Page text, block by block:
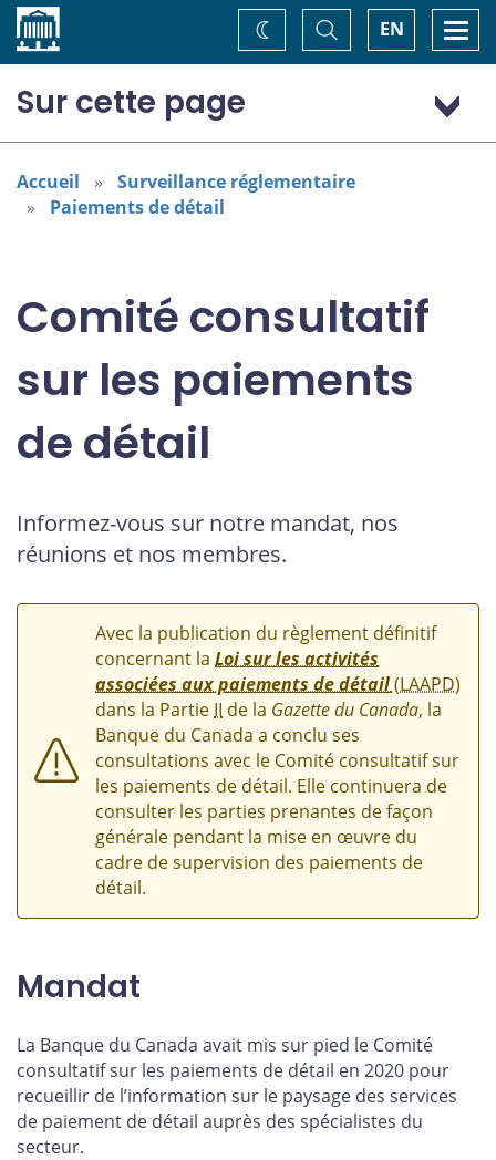
Accueil EN
Basculer
la
recherche
Changez
de
Sur cette page
Mandat
Réunions et documents de discussion
Consultation
Accueil
Surveillance réglementaire
Paiements de détail
Comité consultatif
sur les paiements
de détail
Informez-vous sur notre mandat, nos
réunions et nos membres.
Avec la publication du règlement définitif
concernant la Loi sur les activités
associées aux paiements de détail(LAAPD)
dans la Partie II de la Gazette du Canada, la
Banque du Canada a conclu ses
consultations avec le Comité consultatif sur
les paiements de détail. Elle continuera de
consulter les parties prenantes de façon
générale pendant la mise en œuvre du
cadre de supervision des paiements de
détail.
Mandat
La Banque du Canada avait mis sur pied le Comité
consultatif sur les paiements de détail en 2020 pour
recueillir de l’information sur le paysage des services
de paiement de détail auprès des spécialistes du
secteur.